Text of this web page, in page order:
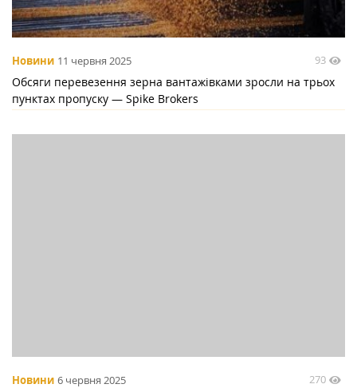
Новини 11 червня 2025 93
Обсяги перевезення зерна вантажівками зросли на трьох
пунктах пропуску — Spike Brokers
Новини 6 червня 2025 270